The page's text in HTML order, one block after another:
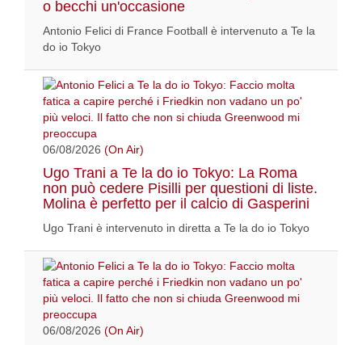
o becchi un'occasione
Antonio Felici di France Football è intervenuto a Te la
do io Tokyo
06/08/2026 (On Air)
Ugo Trani a Te la do io Tokyo: La Roma
non può cedere Pisilli per questioni di liste.
Molina è perfetto per il calcio di Gasperini
Ugo Trani è intervenuto in diretta a Te la do io Tokyo
06/08/2026 (On Air)